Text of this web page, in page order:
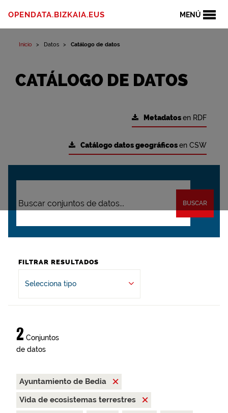
MENÚ
OPENDATA.BIZKAIA.EUS
Inicio Datos Catálogo de datos
CATÁLOGO DE DATOS
Metadatosen RDF
Catálogo datos geográficosen CSW
BUSCAR
FILTRAR RESULTADOS
Selecciona tipo
2 Conjuntos
de datos
Ayuntamiento de Bedia
Vida de ecosistemas terrestres